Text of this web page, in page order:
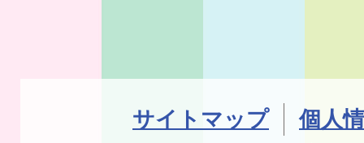
サイトマップ
個人